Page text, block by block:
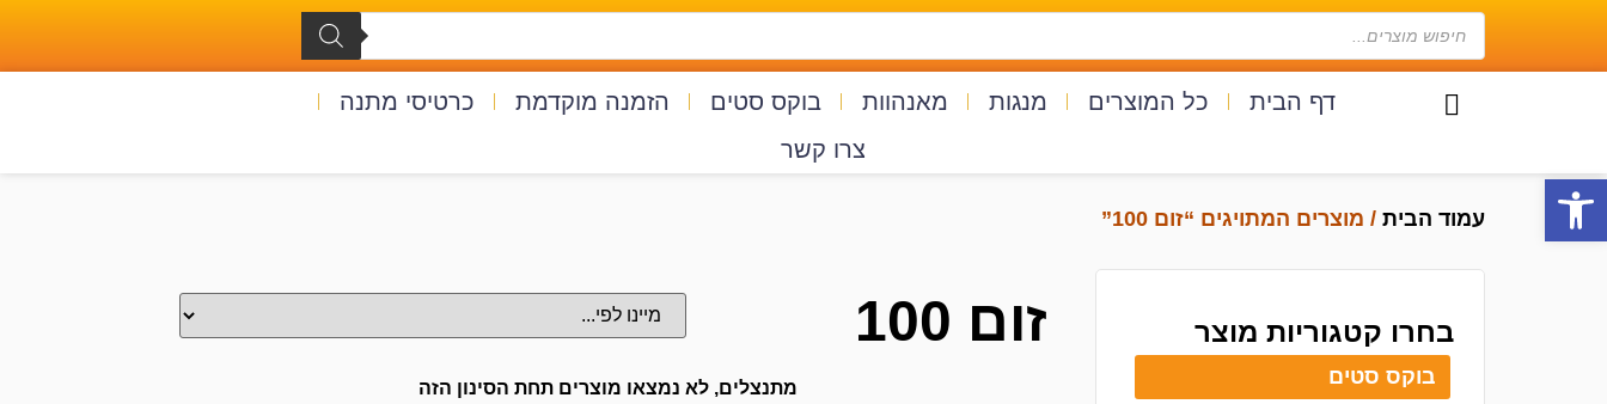
פתח סרגל נגישות
דף הבית כל המוצרים מנגות מאנהוות בוקס סטים הזמנה מוקדמת
כרטיסי מתנה
צרו קשר
עמוד הבית / מוצרים המתויגים “זום 100”
בחרו קטגוריות מוצר
בוקס סטים
זום 100
מתנצלים, לא נמצאו מוצרים תחת הסינון הזה